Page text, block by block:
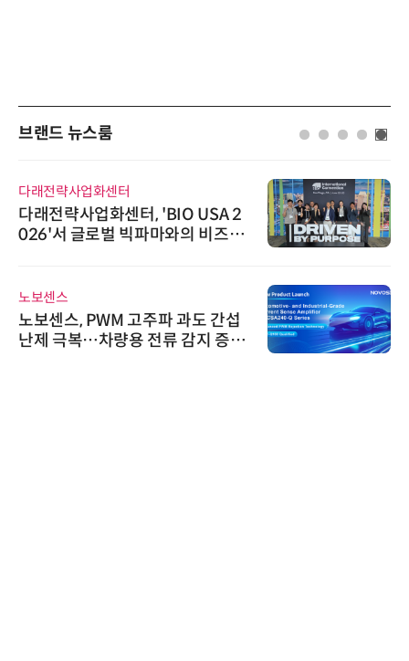
브랜드 뉴스룸
다래전략사업화센터
다래전략사업화센터, 'BIO USA 2
026'서 글로벌 빅파마와의 비즈니
노보센스
노보센스, PWM 고주파 과도 간섭
난제 극복…차량용 전류 감지 증폭